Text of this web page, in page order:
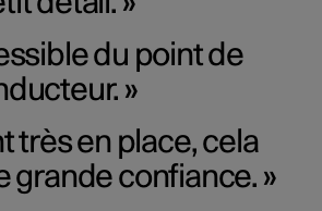
du point de
»
très en place, cela
grande confiance. »